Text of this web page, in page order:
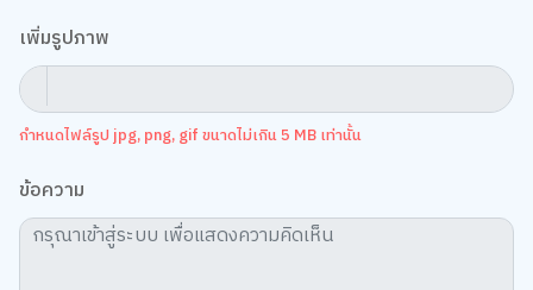
เพิ่มรูปภาพ
กำหนดไฟล์รูป jpg, png, gif ขนาดไม่เกิน 5 MB เท่านั้น
ข้อความ